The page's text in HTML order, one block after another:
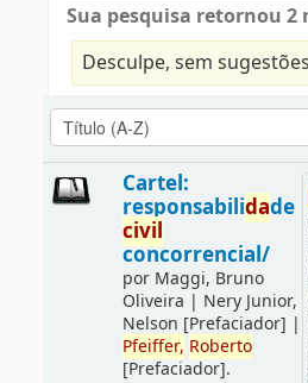
Sua pesquisa retornou 2
Desculpe, sem
Cartel:
responsabilidade
civil
concorrencial/
por Maggi, Bruno
Oliveira | Nery Junior,
Nelson [Prefaciador] |
Pfeiffer, Roberto
[Prefaciador].